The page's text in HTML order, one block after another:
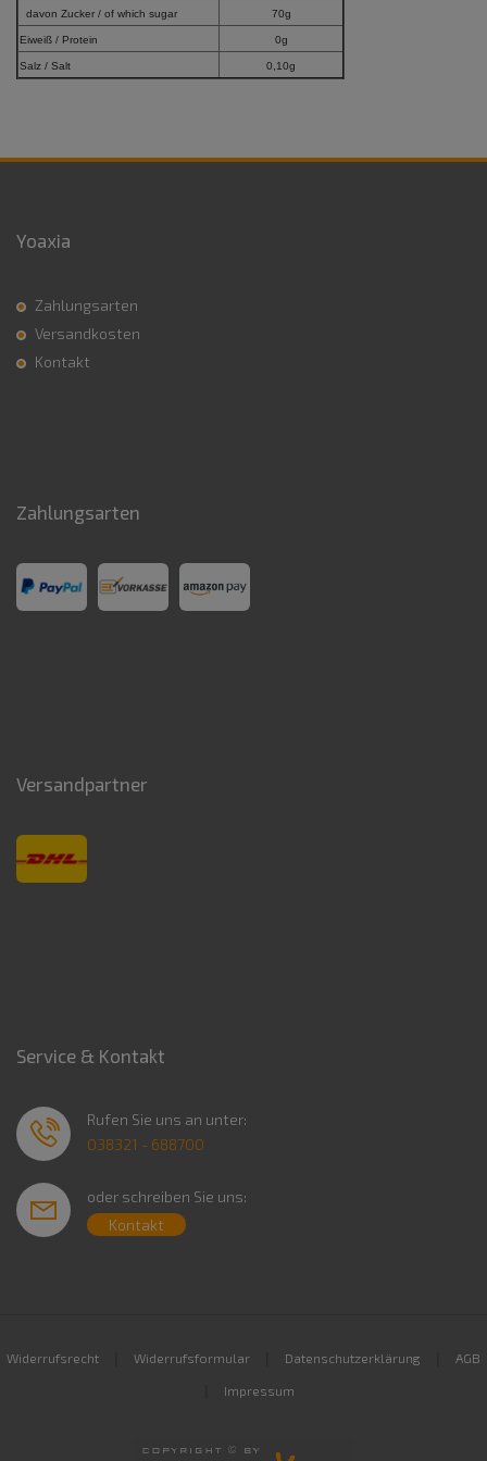
davon Zucker / of which sugar 70g
Eiweiß / Protein 0g
Salz / Salt 0,10g
Yoaxia
Zahlungsarten
Versandkosten
Kontakt
Zahlungsarten
Versandpartner
Service & Kontakt
Rufen Sie uns an unter:
038321 - 688700
oder schreiben Sie uns:
Kontakt
Widerrufsrecht Widerrufsformular Datenschutzerklärung AGB
Impressum